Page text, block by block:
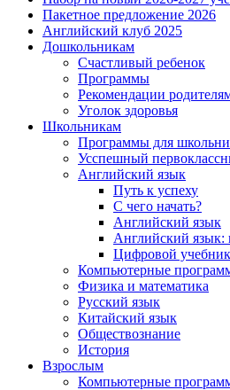
Пакетное предложение 2026
Английский клуб 2025
Дошкольникам
Счастливый ребенок
Программы
Рекомендации
Уголок здоровья
Школьникам
Программы для
Усспешный
Английский язык
Путь к успеху
С чего начать?
Английский язык
Английский язык:
Цифровой учебник
Компьютерные
Физика и математика
Русский язык
Китайский язык
Обществознание
История
Взрослым
Компьютерные